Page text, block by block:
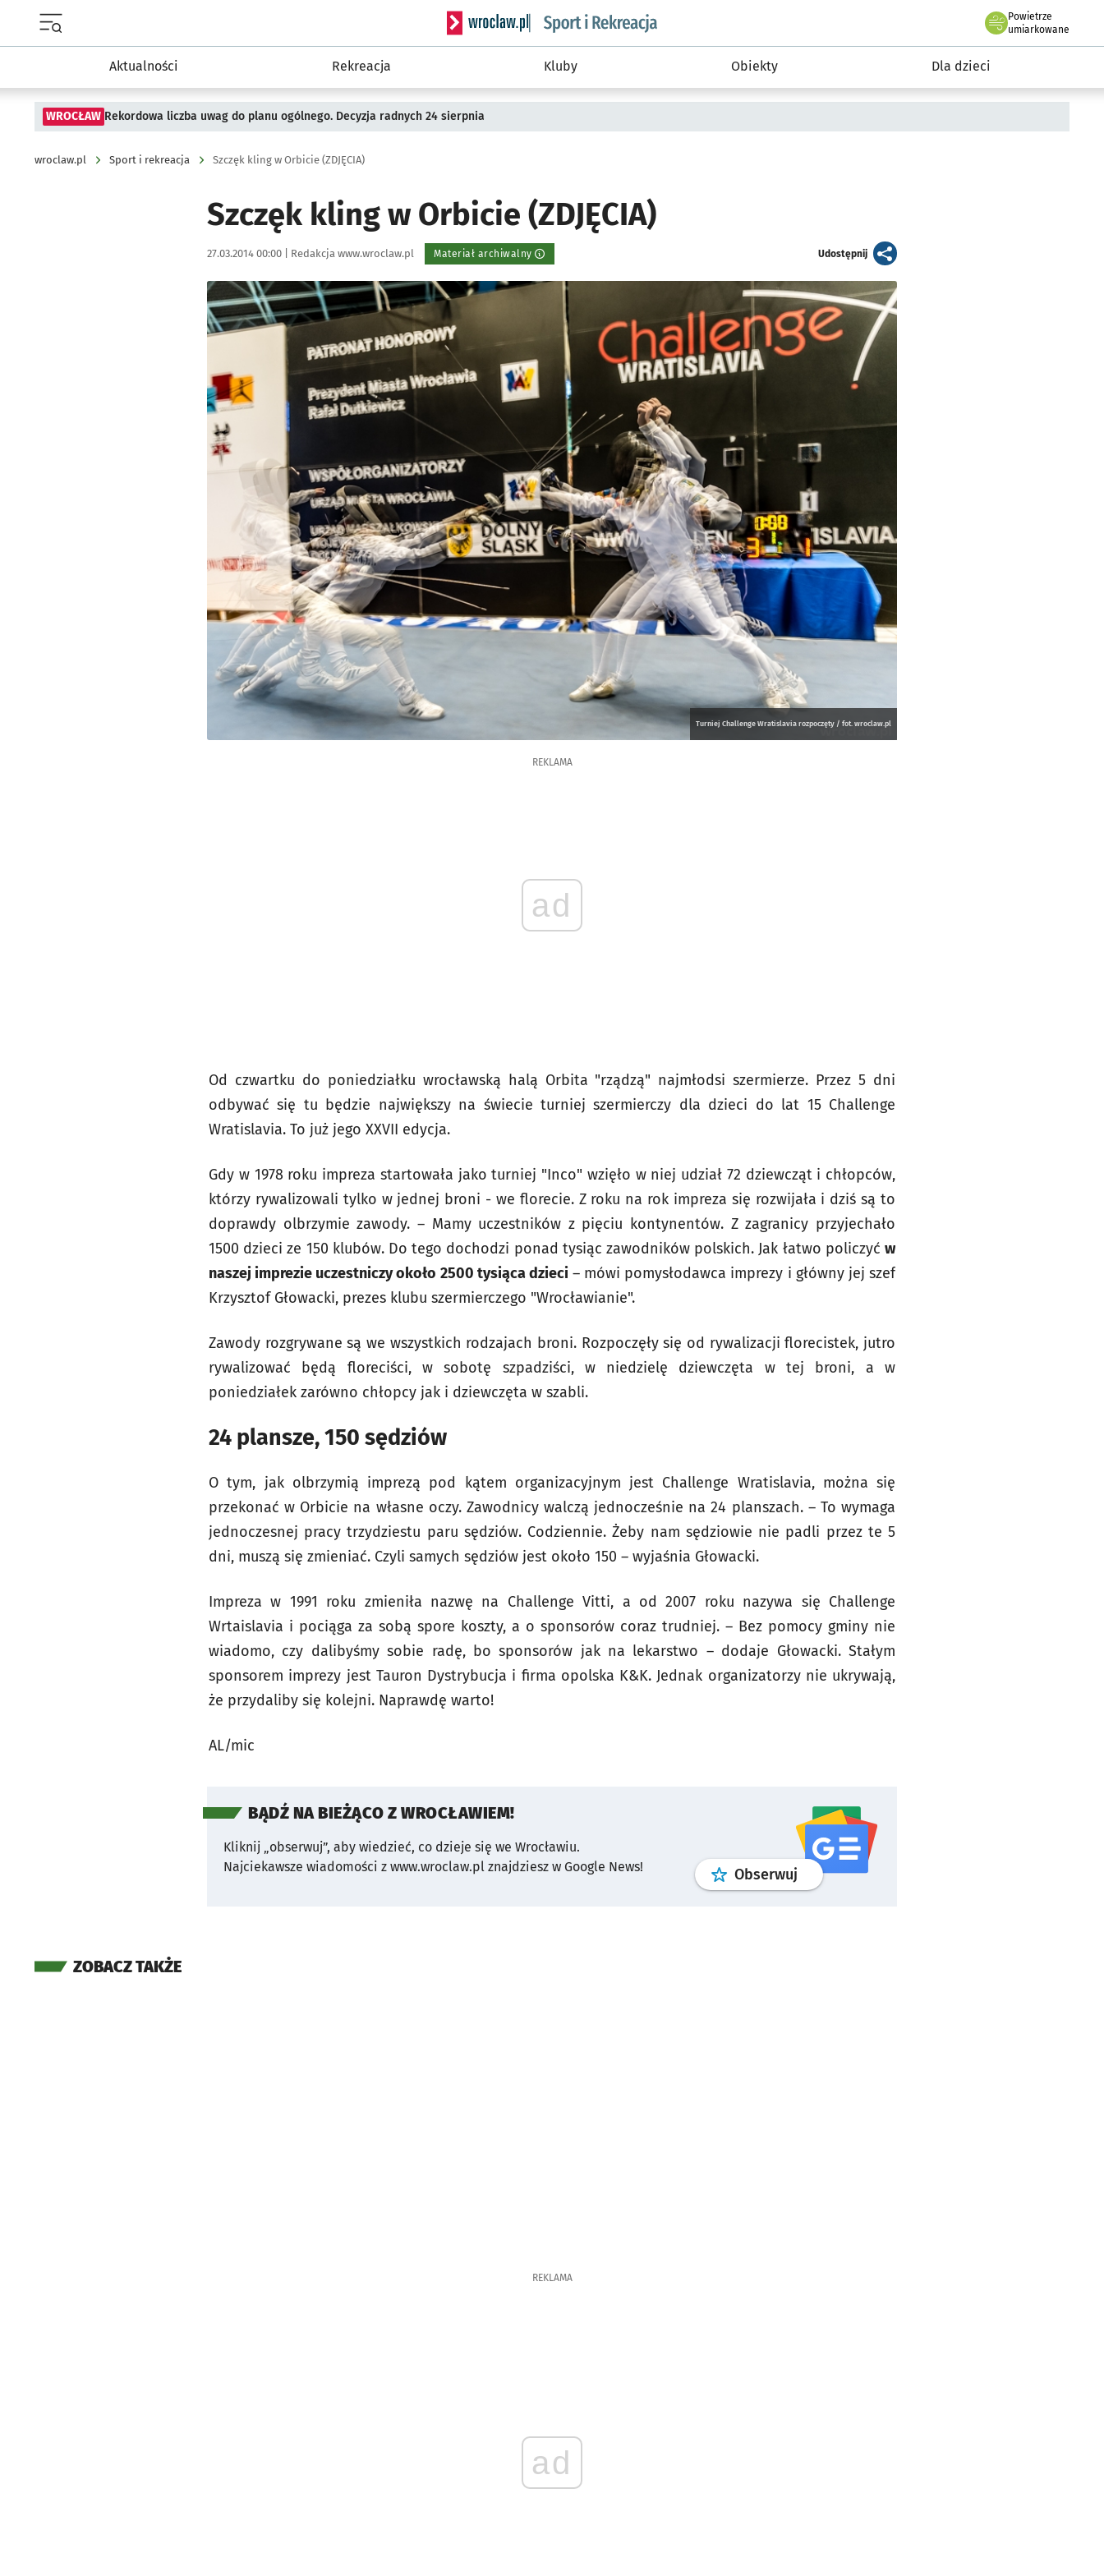
Serwis informacyjny wroclaw.pl podserwis: Sport i rekreacja
Powietrze
we Wrocławiu
umiarkowane
Aktualności Rekreacja Kluby Obiekty Dla dzieci
WROCŁAW Rekordowa liczba uwag do planu ogólnego. Decyzja radnych 24 sierpnia
wroclaw.pl Sport i rekreacja Szczęk kling w Orbicie (ZDJĘCIA)
Szczęk kling w Orbicie (ZDJĘCIA)
Data publikacji:
27.03.2014 00:00 | Autor:
Redakcja www.wroclaw.pl Materiał archiwalny Udostępnijartykuł
Kliknij, aby powiększyć
Turniej Challenge Wratislavia rozpoczęty / fot. wroclaw.pl
REKLAMA
ad
Od czwartku do poniedziałku wrocławską halą Orbita "rządzą" najmłodsi szermierze. Przez 5 dni
odbywać się tu będzie największy na świecie turniej szermierczy dla dzieci do lat 15 Challenge
Wratislavia. To już jego XXVII edycja.
Gdy w 1978 roku impreza startowała jako turniej "Inco" wzięło w niej udział 72 dziewcząt i chłopców,
którzy rywalizowali tylko w jednej broni - we florecie. Z roku na rok impreza się rozwijała i dziś są to
doprawdy olbrzymie zawody. – Mamy uczestników z pięciu kontynentów. Z zagranicy przyjechało
1500 dzieci ze 150 klubów. Do tego dochodzi ponad tysiąc zawodników polskich. Jak łatwo policzyć w
naszej imprezie uczestniczy około 2500 tysiąca dzieci– mówi pomysłodawca imprezy i główny jej szef
Krzysztof Głowacki, prezes klubu szermierczego "Wrocławianie".
Zawody rozgrywane są we wszystkich rodzajach broni. Rozpoczęły się od rywalizacji florecistek, jutro
rywalizować będą floreciści, w sobotę szpadziści, w niedzielę dziewczęta w tej broni, a w
poniedziałek zarówno chłopcy jak i dziewczęta w szabli.
24 plansze, 150 sędziów
O tym, jak olbrzymią imprezą pod kątem organizacyjnym jest Challenge Wratislavia, można się
przekonać w Orbicie na własne oczy. Zawodnicy walczą jednocześnie na 24 planszach. – To wymaga
jednoczesnej pracy trzydziestu paru sędziów. Codziennie. Żeby nam sędziowie nie padli przez te 5
dni, muszą się zmieniać. Czyli samych sędziów jest około 150 – wyjaśnia Głowacki.
Impreza w 1991 roku zmieniła nazwę na Challenge Vitti, a od 2007 roku nazywa się Challenge
Wrtaislavia i pociąga za sobą spore koszty, a o sponsorów coraz trudniej. – Bez pomocy gminy nie
wiadomo, czy dalibyśmy sobie radę, bo sponsorów jak na lekarstwo – dodaje Głowacki. Stałym
sponsorem imprezy jest Tauron Dystrybucja i firma opolska K&K. Jednak organizatorzy nie ukrywają,
że przydaliby się kolejni. Naprawdę warto!
AL/mic
BĄDŹ NA BIEŻĄCO Z WROCŁAWIEM!
Kliknij „obserwuj”, aby wiedzieć, co dzieje się we Wrocławiu.
Najciekawsze wiadomości z www.wroclaw.pl znajdziesz w Google News!
Obserwuj profilgoogle news
ZOBACZ TAKŻE
REKLAMA
ad